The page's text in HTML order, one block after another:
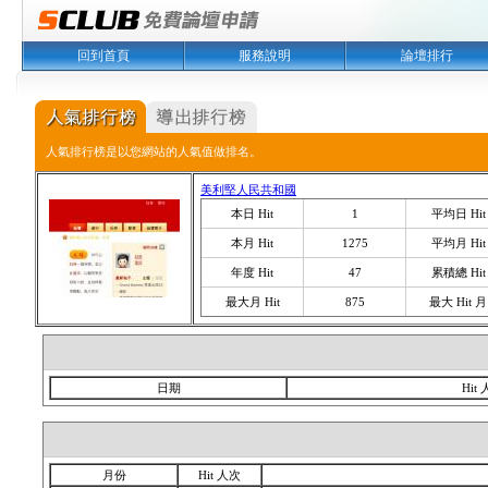
回到首頁 服務說明 論壇排行
人氣排行榜是以您網站的人氣值做排名。
美利堅人民共和國
本日 Hit
1 平均日 Hit
本月 Hit 1275 平均月 Hit
年度 Hit 47 累積總 Hit
最大月 Hit 875 最大 Hit 月
日期 Hit
月份 Hit 人次